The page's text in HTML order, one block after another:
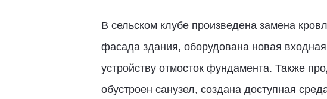
В сельском клубе произведена замена
фасада здания, оборудована новая
устройству отмосток фундамента. Также
обустроен санузел, создана доступная